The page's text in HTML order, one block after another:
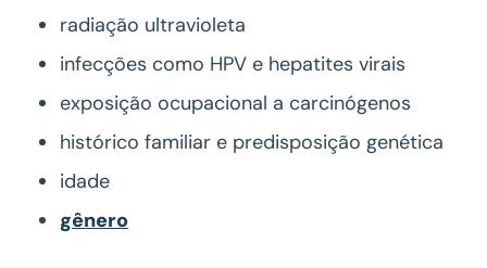
radiação ultravioleta
infecções como HPV e hepatites virais
exposição ocupacional a carcinógenos
histórico familiar e predisposição genética
idade
gênero